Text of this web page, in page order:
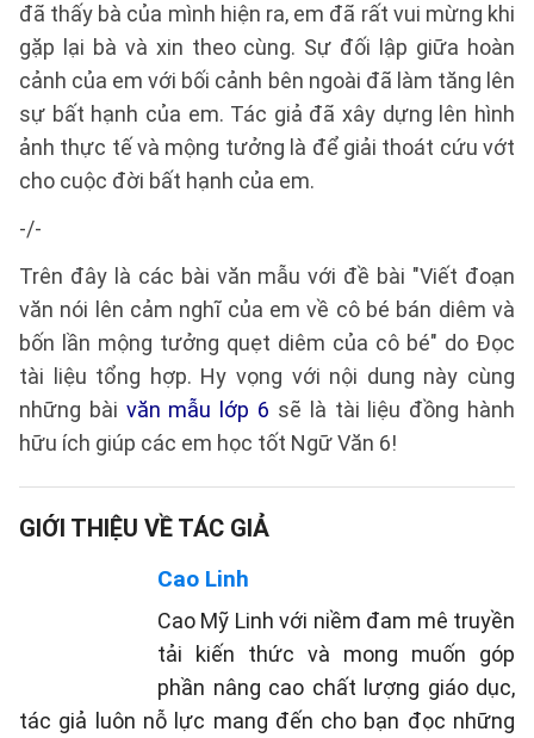
đã thấy bà của mình hiện ra, em đã rất vui mừng khi
gặp lại bà và xin theo cùng. Sự đối lập giữa hoàn
cảnh của em với bối cảnh bên ngoài đã làm tăng lên
sự bất hạnh của em. Tác giả đã xây dựng lên hình
ảnh thực tế và mộng tưởng là để giải thoát cứu vớt
cho cuộc đời bất hạnh của em.
-/-
Trên đây là các bài văn mẫu với đề bài "Viết đoạn
văn nói lên cảm nghĩ của em về cô bé bán diêm và
bốn lần mộng tưởng quẹt diêm của cô bé" do Đọc
tài liệu tổng hợp. Hy vọng với nội dung này cùng
những bài văn mẫu lớp 6 sẽ là tài liệu đồng hành
hữu ích giúp các em học tốt Ngữ Văn 6!
GIỚI THIỆU VỀ TÁC GIẢ
Cao Linh
Cao Mỹ Linh với niềm đam mê truyền
tải kiến thức và mong muốn góp
phần nâng cao chất lượng giáo dục,
tác giả luôn nỗ lực mang đến cho bạn đọc những